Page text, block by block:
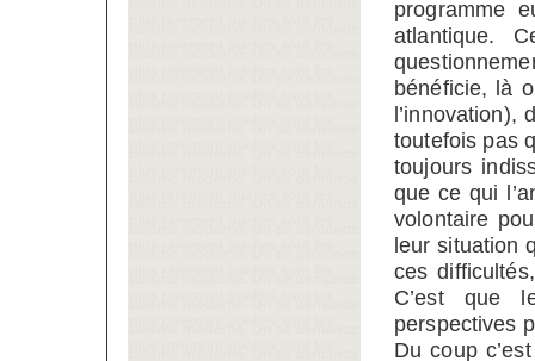
programme
atlantique.
bénéficie, là
l’innovation),
toutefois pas
toujours
que ce qui
volontaire
leur situation
ces
C’est que
perspectives
Du coup